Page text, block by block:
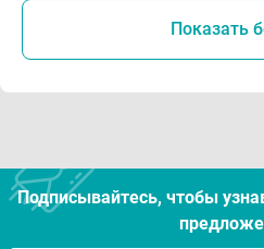
Показать
Подписывайтесь, чтобы